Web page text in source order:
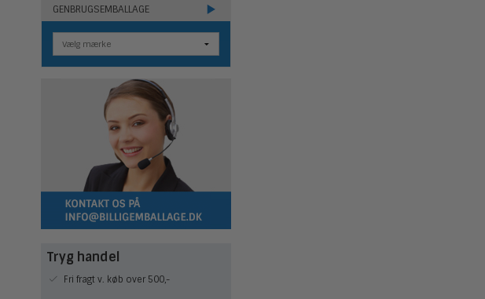
GENBRUGSEMBALLAGE
Tryg handel
Fri fragt v. køb over 500,-